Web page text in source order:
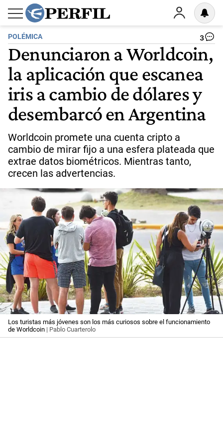
POLÉMICA 3
Denunciaron a Worldcoin,
la aplicación que escanea
iris a cambio de dólares y
desembarcó en Argentina
Worldcoin promete una cuenta cripto a
cambio de mirar fijo a una esfera plateada que
extrae datos biométricos. Mientras tanto,
crecen las advertencias.
Los turistas más jóvenes son los más curiosos sobre el funcionamiento
de Worldcoin | Pablo Cuarterolo